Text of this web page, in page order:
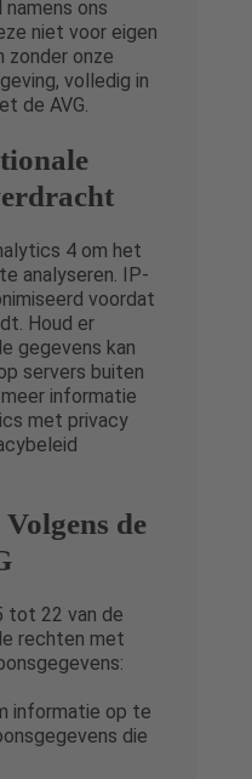
ons
niet voor eigen
zonder onze
volledig in
de AVG.
4 om het
analyseren. IP-
voordat
Houd er
gegevens kan
servers buiten
informatie
met privacy
de
tot 22 van de
rechten met
informatie op te
die